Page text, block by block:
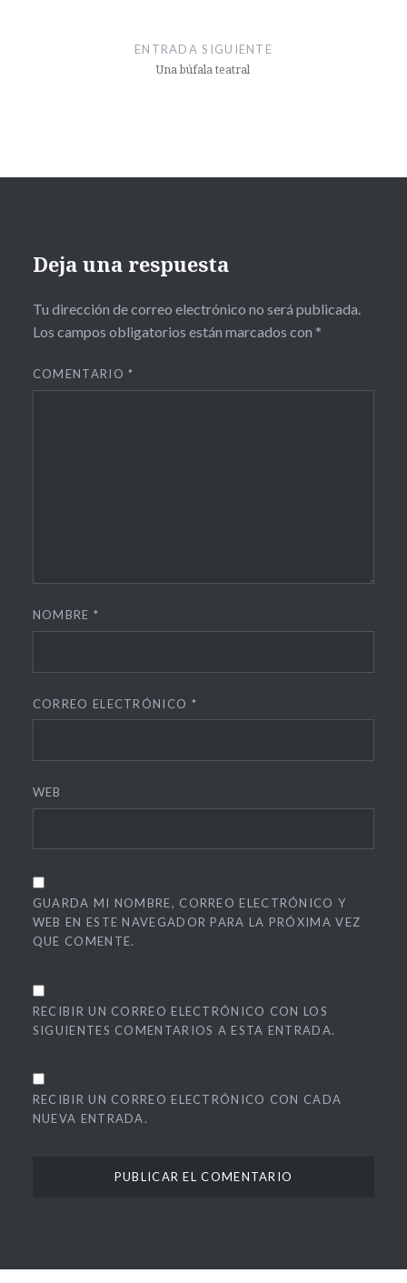
ENTRADA SIGUIENTE
Una búfala teatral
Deja una respuesta
Tu dirección de correo electrónico no será publicada.
Los campos obligatorios están marcados con *
COMENTARIO*
NOMBRE *
CORREO ELECTRÓNICO *
WEB
GUARDA MI NOMBRE, CORREO ELECTRÓNICO Y
WEB EN ESTE NAVEGADOR PARA LA PRÓXIMA VEZ
QUE COMENTE.
RECIBIR UN CORREO ELECTRÓNICO CON LOS
SIGUIENTES COMENTARIOS A ESTA ENTRADA.
RECIBIR UN CORREO ELECTRÓNICO CON CADA
NUEVA ENTRADA.